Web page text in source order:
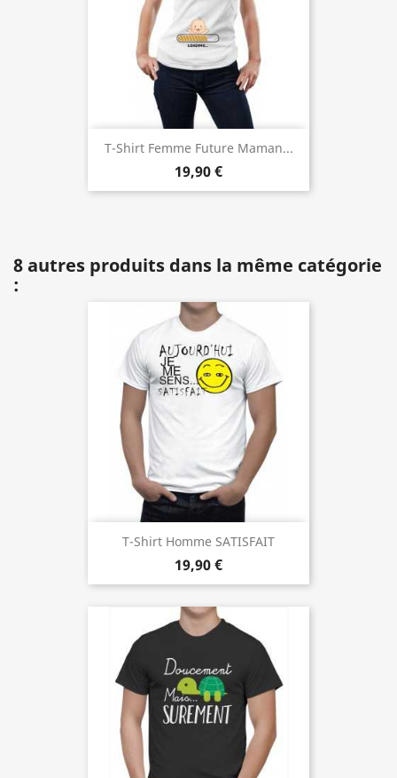
T-Shirt Femme Future Maman...
19,90 €
8 autres produits dans la même catégorie
:
T-Shirt Homme SATISFAIT
19,90 €